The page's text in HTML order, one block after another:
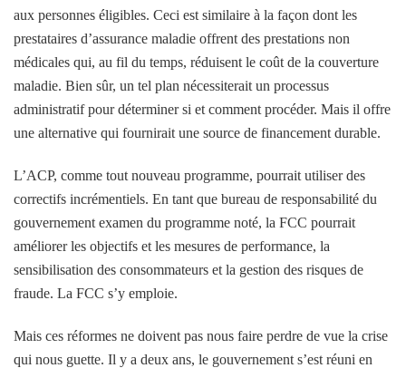
aux personnes éligibles. Ceci est similaire à la façon dont les
prestataires d’assurance maladie offrent des prestations non
médicales qui, au fil du temps, réduisent le coût de la couverture
maladie. Bien sûr, un tel plan nécessiterait un processus
administratif pour déterminer si et comment procéder. Mais il offre
une alternative qui fournirait une source de financement durable.
L’ACP, comme tout nouveau programme, pourrait utiliser des
correctifs incrémentiels. En tant que bureau de responsabilité du
gouvernement examen du programme noté, la FCC pourrait
améliorer les objectifs et les mesures de performance, la
sensibilisation des consommateurs et la gestion des risques de
fraude. La FCC s’y emploie.
Mais ces réformes ne doivent pas nous faire perdre de vue la crise
qui nous guette. Il y a deux ans, le gouvernement s’est réuni en